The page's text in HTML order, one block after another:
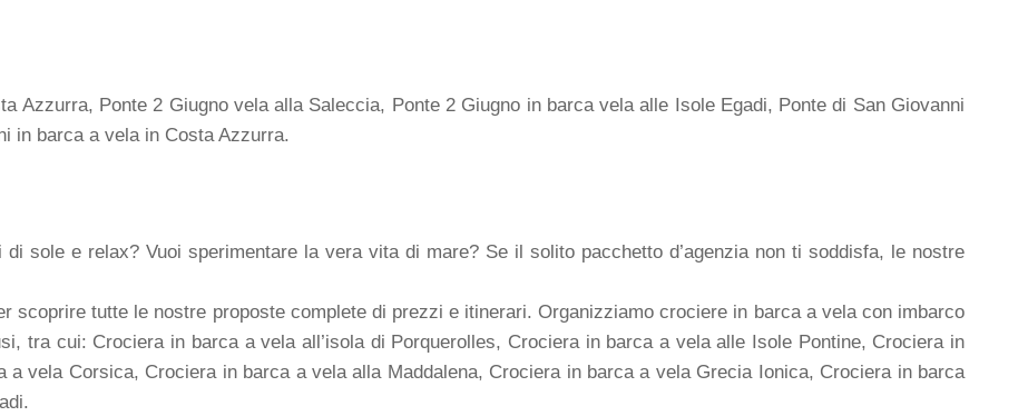
Azzurra, Ponte 2 Giugno vela alla Saleccia, Ponte 2 Giugno in barca vela alle Isole Egadi, Ponte di San Giovanni
in barca a vela in Costa Azzurra.
sole e relax? Vuoi sperimentare la vera vita di mare? Se il solito pacchetto d’agenzia non ti soddisfa, le nostre
scoprire tutte le nostre proposte complete di prezzi e itinerari. Organizziamo crociere in barca a vela con imbarco
tra cui: Crociera in barca a vela all’isola di Porquerolles, Crociera in barca a vela alle Isole Pontine, Crociera in
a vela Corsica, Crociera in barca a vela alla Maddalena, Crociera in barca a vela Grecia Ionica, Crociera in barca